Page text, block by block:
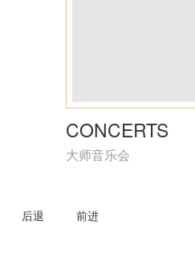
CONCERTS
大师音乐会
后退 前进